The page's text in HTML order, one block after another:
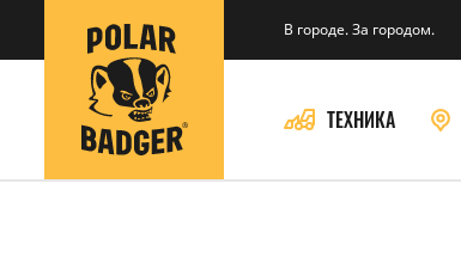
В городе. За городом.
ТЕХНИКА